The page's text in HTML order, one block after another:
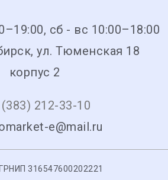
сб - вс 10:00–18:00
ул. Тюменская 18
корпус 2
212-33-10
e@mail.ru
316547600202221